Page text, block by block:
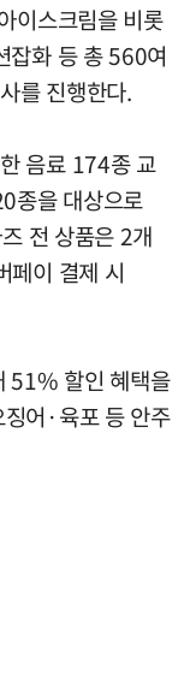
이스크림을 비롯
잡화 등 총 560여
를 진행한다.
음료 174종 교
종을 대상으로
전 상품은 2개
페이 결제 시
51% 할인 혜택을
어·육포 등 안주